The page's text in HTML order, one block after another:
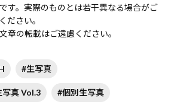
す。実際のものとは若干異なる場合がご
ださい。
章の転載はご遠慮ください。
#生写真
写真 Vol.3 #個別生写真